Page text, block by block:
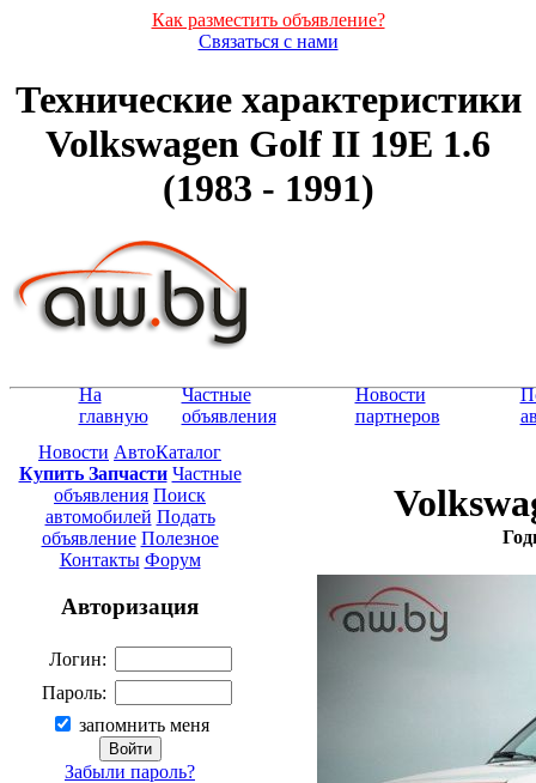
Как разместить объявление?
Связаться с нами
Технические характеристики
Volkswagen Golf II 19E 1.6
(1983 - 1991)
На
главную
Частные
объявления
Новости
партнеров
Новости АвтоКаталог
Купить Запчасти Частные
объявления Поиск
автомобилей Подать
объявление Полезное
Контакты Форум
Авторизация
Логин:
Пароль:
запомнить меня
Забыли пароль?